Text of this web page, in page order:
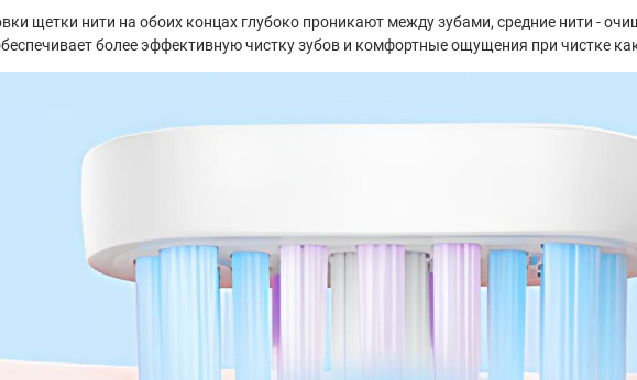
щетки нити на обоих концах глубоко проникают между зубами, средние нити -
более эффективную чистку зубов и комфортные ощущения при чистке